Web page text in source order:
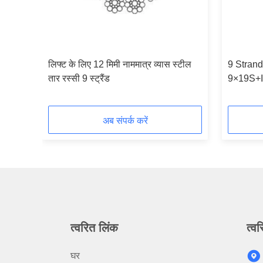
लिफ्ट के लिए 12 मिमी नाममात्र व्यास स्टील
तार रस्सी 9 स्ट्रैंड
अब संपर्क करें
9
त्वरित लिंक
घर